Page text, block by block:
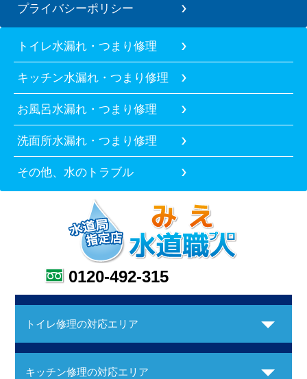
プライバシーポリシー
トイレ水漏れ・つまり修理
キッチン水漏れ・つまり修理
お風呂水漏れ・つまり修理
洗面所水漏れ・つまり修理
その他、水のトラブル
0120-492-315
トイレ修理の対応エリア
キッチン修理の対応エリア